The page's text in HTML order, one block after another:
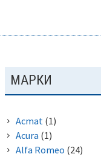
ОСНОВНАЯ
ПАНЕЛЬ
МАРКИ
Acmat (1)
Acura (1)
Alfa Romeo (24)